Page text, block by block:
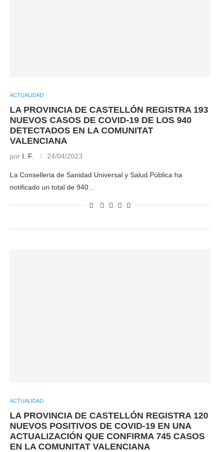
ACTUALIDAD
LA PROVINCIA DE CASTELLÓN REGISTRA 193
NUEVOS CASOS DE COVID-19 DE LOS 940
DETECTADOS EN LA COMUNITAT
VALENCIANA
por I. F. 24/04/2023
La Conselleria de Sanidad Universal y Salud Pública ha
notificado un total de 940…
ACTUALIDAD
LA PROVINCIA DE CASTELLÓN REGISTRA 120
NUEVOS POSITIVOS DE COVID-19 EN UNA
ACTUALIZACIÓN QUE CONFIRMA 745 CASOS
EN LA COMUNITAT VALENCIANA